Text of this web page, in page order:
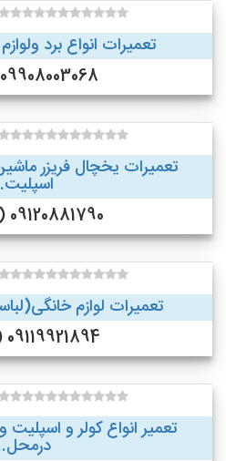
تعمیرات انواع برد
09908003068 (ساوه )
تعمیرات یخچال فریزر
اسپلیت...
09120881790 (چالوس )
تعمیرات لوازم
09119921894 (تنکابن )
تعمیر انواع کولر و
درمحل...